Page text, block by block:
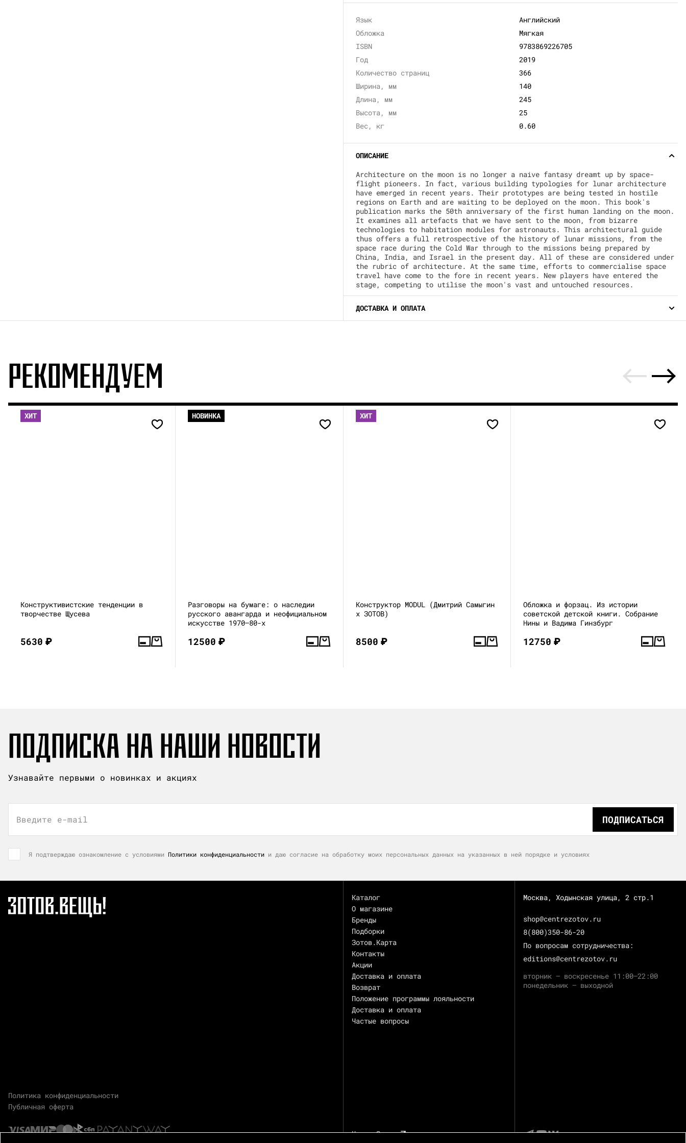
Язык
Английский
Обложка
Мягкая
ISBN
9783869226705
Год
2019
Количество страниц
366
Ширина, мм
140
Длина, мм
245
Высота, мм
25
Вес, кг
0.60
ОПИСАНИЕ
Architecture on the moon is no longer a naive fantasy dreamt up by space-
flight pioneers. In fact, various building typologies for lunar architecture
have emerged in recent years. Their prototypes are being tested in hostile
regions on Earth and are waiting to be deployed on the moon. This book's
publication marks the 50th anniversary of the first human landing on the moon.
It examines all artefacts that we have sent to the moon, from bizarre
technologies to habitation modules for astronauts. This architectural guide
thus offers a full retrospective of the history of lunar missions, from the
space race during the Cold War through to the missions being prepared by
China, India, and Israel in the present day. All of these are considered under
the rubric of architecture. At the same time, efforts to commercialise space
travel have come to the fore in recent years. New players have entered the
stage, competing to utilise the moon's vast and untouched resources.
ДОСТАВКА И ОПЛАТА
РЕКОМЕНДУЕМ
ХИТ
Конструктивистские тенденции в
творчестве Щусева
5630₽
НОВИНКА
Разговоры на бумаге: о наследии
русского авангарда и неофициальном
искусстве 1970–80-х
12500₽
ХИТ
Конструктор MODUL (Дмитрий Самыгин
x ЗОТОВ)
8500₽
Обложка и форзац. Из истории
советской детской книги. Собрание
Нины и Вадима Гинзбург
12750₽
ПОДПИСКА НА НАШИ НОВОСТИ
Узнавайте первыми о новинках и акциях
Введите e-mail ПОДПИСАТЬСЯ
Я подтверждаю ознакомление с условиями Политики конфиденциальности и даю согласие на обработку моих персональных данных на указанных в ней порядке и условиях
Политика конфиденциальности
Публичная оферта
Каталог
О магазине
Бренды
Подборки
Зотов.Карта
Контакты
Акции
Доставка и оплата
Возврат
Положение программы лояльности
Доставка и оплата
Частые вопросы
Центр Зотов
Москва, Ходынская улица, 2 стр.1
shop@centrezotov.ru
8(800)350-86-20
По вопросам сотрудничества:
editions@centrezotov.ru
вторник — воскресенье 11:00–22:00
понедельник — выходной